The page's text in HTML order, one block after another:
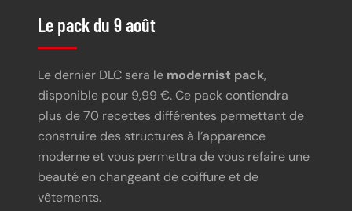
Le pack du 9 août
Le dernier DLC sera le modernist pack,
disponible pour 9,99 €. Ce pack contiendra
plus de 70 recettes différentes permettant de
construire des structures à l’apparence
moderne et vous permettra de vous refaire une
beauté en changeant de coiffure et de
vêtements.